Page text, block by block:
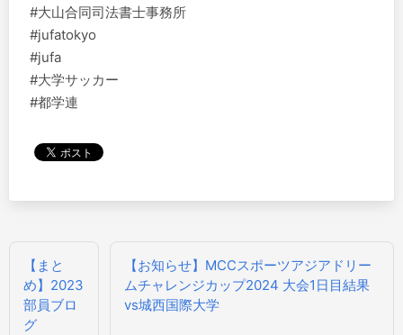
#大山合同司法書士事務所
#jufatokyo
#jufa
#大学サッカー
#都学連
投
【まと
め】2023
部員ブロ
グ
【お知らせ】MCCスポーツアジアドリー
ムチャレンジカップ2024 大会1日目結果
vs城西国際大学